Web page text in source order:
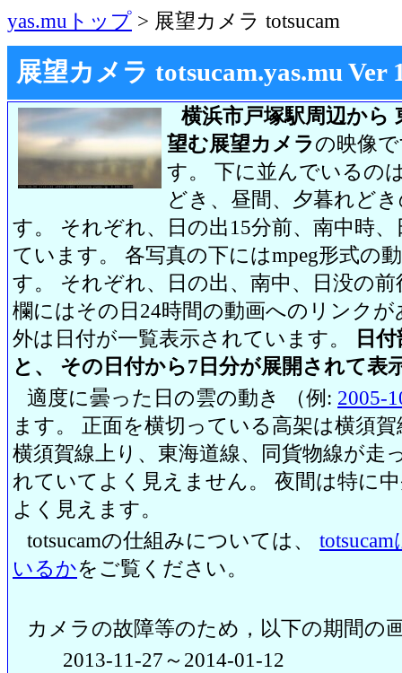
yas.muトップ > 展望カメラ totsucam
展望カメラ totsucam.yas.mu Ver
横浜市戸塚駅周辺から
望む展望カメラの映像
す。 下に並んでいるの
どき、昼間、夕暮れど
す。 それぞれ、日の出15分前、南中時
ています。 各写真の下にはmpeg形式の
す。 それぞれ、日の出、南中、日没の
欄にはその日24時間の動画へのリンク
外は日付が一覧表示されています。
日
と、 その日付から7日分が展開されて表
適度に曇った日の雲の動き （例: 2005-
ます。 正面を横切っている高架は横須
横須賀線上り、東海道線、同貨物線が走
れていてよく見えません。 夜間は特に
よく見えます。
totsucamの仕組みについては、
いるかをご覧ください。
カメラの故障等のため，以下の期間の
2013-11-27～2014-01-12